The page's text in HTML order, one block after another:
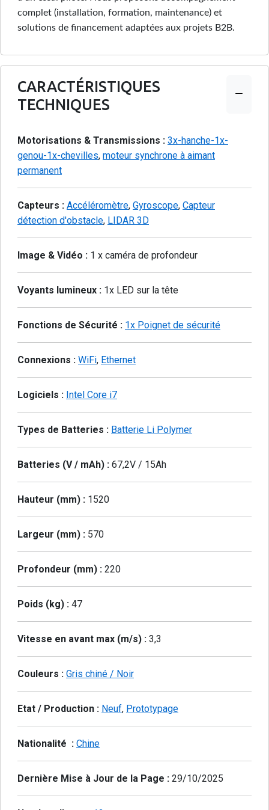
complet (installation, formation, maintenance) et
solutions de financement adaptées aux projets B2B.
CARACTÉRISTIQUES
TECHNIQUES
Motorisations & Transmissions : 3x-hanche-1x-
genou-1x-chevilles, moteur synchrone à aimant
permanent
Capteurs : Accéléromètre, Gyroscope, Capteur
détection d'obstacle, LIDAR 3D
Image & Vidéo : 1 x caméra de profondeur
Voyants lumineux : 1x LED sur la tête
Fonctions de Sécurité : 1x Poignet de sécurité
Connexions : WiFi, Ethernet
Logiciels : Intel Core i7
Types de Batteries : Batterie Li Polymer
Batteries (V / mAh) : 67,2V / 15Ah
Hauteur (mm) : 1520
Largeur (mm) : 570
Profondeur (mm) : 220
Poids (kg) : 47
Vitesse en avant max (m/s) : 3,3
Couleurs : Gris chiné / Noir
Etat / Production : Neuf, Prototypage
Nationalité : Chine
Dernière Mise à Jour de la Page : 29/10/2025